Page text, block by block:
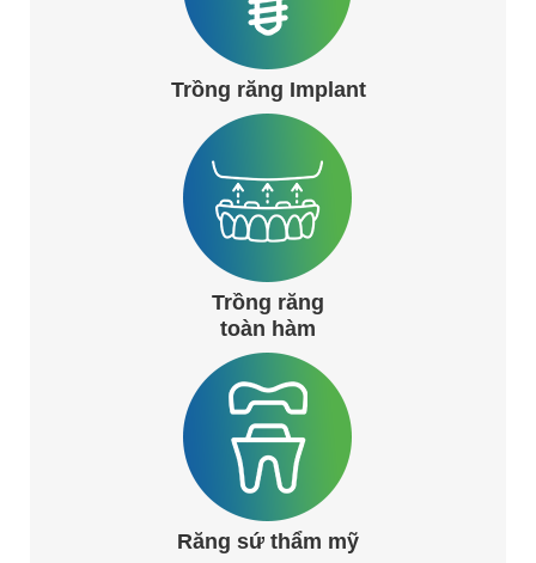
Trồng răng Implant
Trồng răng
toàn hàm
Răng sứ thẩm mỹ